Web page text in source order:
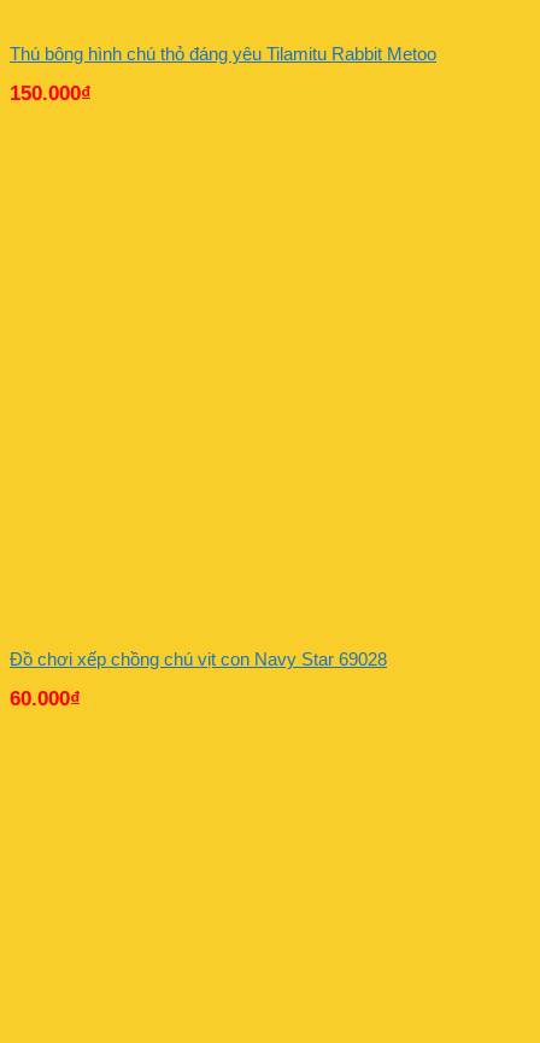
Thú bông hình chú thỏ đáng yêu Tilamitu Rabbit Metoo
150.000₫
Đồ chơi xếp chồng chú vịt con Navy Star 69028
60.000₫